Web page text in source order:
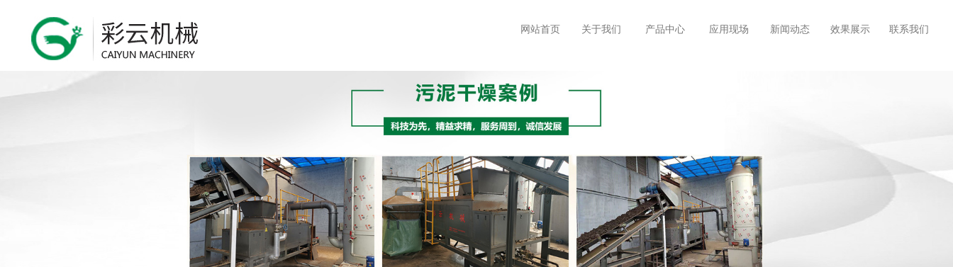
网站首页 关于我们 产品中心 应用现场 新闻动态 效果展示 联系我们